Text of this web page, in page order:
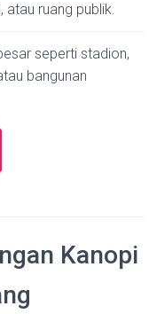
atau ruang publik.
seperti stadion,
bangunan
Kanopi